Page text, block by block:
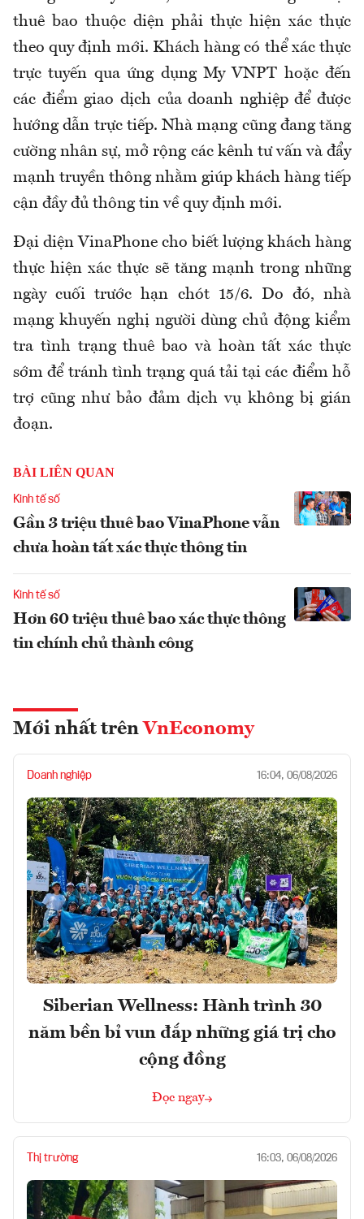
thuê bao thuộc diện phải thực hiện xác thực
theo quy định mới. Khách hàng có thể xác thực
trực tuyến qua ứng dụng My VNPT hoặc đến
các điểm giao dịch của doanh nghiệp để được
hướng dẫn trực tiếp. Nhà mạng cũng đang tăng
cường nhân sự, mở rộng các kênh tư vấn và đẩy
mạnh truyền thông nhằm giúp khách hàng tiếp
cận đầy đủ thông tin về quy định mới.
Đại diện VinaPhone cho biết lượng khách hàng
thực hiện xác thực sẽ tăng mạnh trong những
ngày cuối trước hạn chót 15/6. Do đó, nhà
mạng khuyến nghị người dùng chủ động kiểm
tra tình trạng thuê bao và hoàn tất xác thực
sớm để tránh tình trạng quá tải tại các điểm hỗ
trợ cũng như bảo đảm dịch vụ không bị gián
đoạn.
BÀI LIÊN QUAN
Kinh tế số
Gần 3 triệu thuê bao VinaPhone vẫn
chưa hoàn tất xác thực thông tin
Kinh tế số
Hơn 60 triệu thuê bao xác thực thông
tin chính chủ thành công
Mới nhất trên VnEconomy
Doanh nghiệp 16:04, 06/08/2026
Siberian Wellness: Hành trình 30
năm bền bỉ vun đắp những giá trị cho
cộng đồng
Đọc ngay
Thị trường 16:03, 06/08/2026